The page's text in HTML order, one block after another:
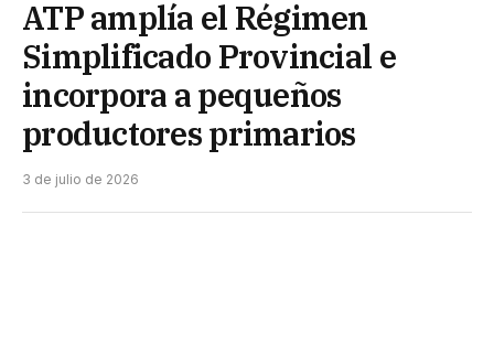
ATP amplía el Régimen
Simplificado Provincial e
incorpora a pequeños
productores primarios
3 de julio de 2026